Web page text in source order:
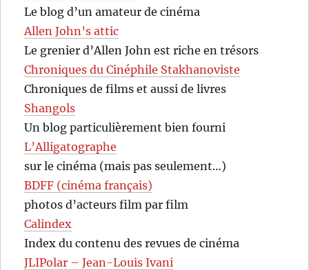
Le blog d’un amateur de cinéma
Allen John’s attic
Le grenier d’Allen John est riche en trésors
Chroniques du Cinéphile Stakhanoviste
Chroniques de films et aussi de livres
Shangols
Un blog particulièrement bien fourni
L’Alligatographe
sur le cinéma (mais pas seulement…)
BDFF (cinéma français)
photos d’acteurs film par film
Calindex
Index du contenu des revues de cinéma
JLIPolar – Jean-Louis Ivani